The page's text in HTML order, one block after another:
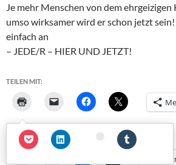
Je mehr Menschen von dem
umso wirksamer wird er schon jetzt
einfach an
– JEDE/R – HIER UND JETZT!
TEILEN MIT:
TEILEN MIT: